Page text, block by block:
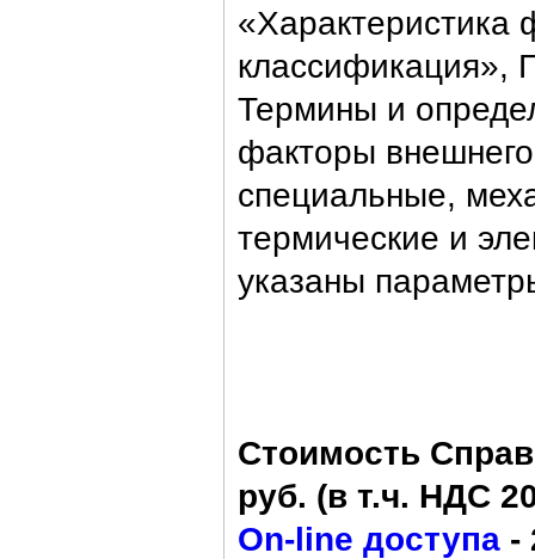
«Характеристика
классификация»,
Термины и
факторы
специальные,
термические и
указаны
Стоимость
руб. (в т.ч. НДС
On-line доступа-